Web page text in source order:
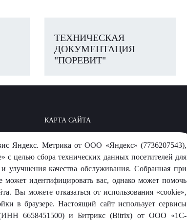
ТЕХНИЧЕСКАЯ
ДОКУМЕНТАЦИЯ
"ПОРЕВИТ"
КАРТА САЙТА
Яндекс. Метрика от ООО «Яндекс» (7736207543),
с целью сбора технических данных посетителей для
и улучшения качества обслуживания. Собранная при
идентифицировать вас, однако может помочь
Вы можете отказаться от использования «cookie»,
в браузере. Настоящий сайт использует сервисы
6658451500) и Битрикс (Bitrix) от ООО «1С-